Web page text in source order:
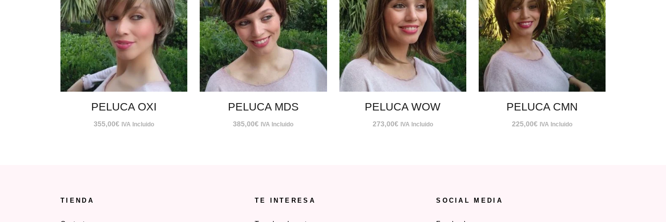
PELUCA OXI
355,00€ IVA Incluido
PELUCA MDS
385,00€ IVA Incluido
PELUCA WOW
273,00€ IVA Incluido
PELUCA CMN
225,00€ IVA Incluido
TIENDA TE INTERESA SOCIAL MEDIA